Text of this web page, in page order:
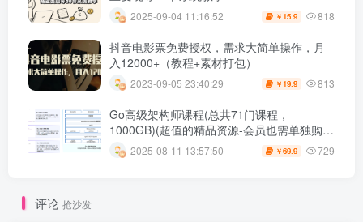
2025-09-04 11:16:52 ￥ 15.9 818
抖音电影票免费授权，需求大简单操作，月
入12000+（教程+素材打包）
2023-09-05 23:40:29 ￥ 19.9 813
Go高级架构师课程(总共71门课程，
1000GB)(超值的精品资源-会员也需单独购买
哦)
2025-08-11 13:57:50 ￥69.9 729
评论 抢沙发